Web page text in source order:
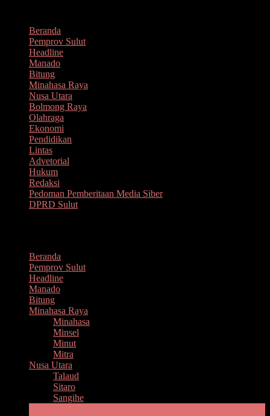
kontenBeranda
Pemprov Sulut
Headline
Manado
Bitung
Minahasa Raya
Nusa Utara
Bolmong Raya
Olahraga
Ekonomi
Pendidikan
Lintas
Advetorial
Hukum
Redaksi
Pedoman Pemberitaan Media Siber
DPRD Sulut
Beranda
Pemprov Sulut
Headline
Manado
Bitung
Minahasa Raya
Minahasa
Minsel
Minut
Mitra
Nusa Utara
Talaud
Sitaro
Sangihe